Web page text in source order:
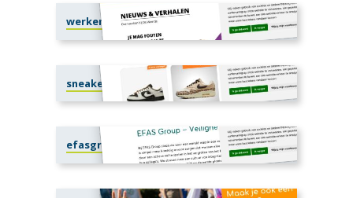
werkenbijdeweerde.nl
sneakerplaats.nl
efasgroup.com